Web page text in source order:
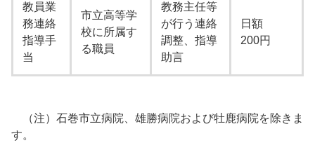
教員業
務連絡
指導手
当
市立高等学
校に所属す
る職員
教務主任等
が行う連絡
調整、指導
助言
日額
200円
（注）石巻市立病院、雄勝病院および牡鹿病院を除きま
す。